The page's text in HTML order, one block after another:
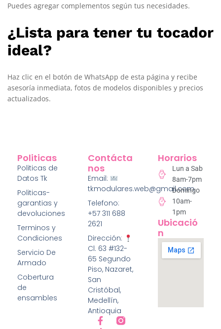
Puedes agregar complementos según tus necesidades.
¿Lista para tener tu tocador
ideal?
Haz clic en el botón de WhatsApp de esta página y recibe
asesoría inmediata, fotos de modelos disponibles y precios
actualizados.
Politicas
Politicas de
Datos Tk
Politicas-
garantias y
devoluciones
Terminos y
Condiciones
Servicio De
Armado
Cobertura
de
ensambles
Contácta
Nos
Email:
tkmodulares.web@gmail.com
Telefono:
+57 311 688
2621
Dirección:
Cl. 63 #132-
65 Segundo
Piso, Nazaret,
San
Cristóbal,
Medellín,
Antioquia
Horarios
Lun a Sab
8am-7pm
Domingo
10am-
1pm
Ubicació
N